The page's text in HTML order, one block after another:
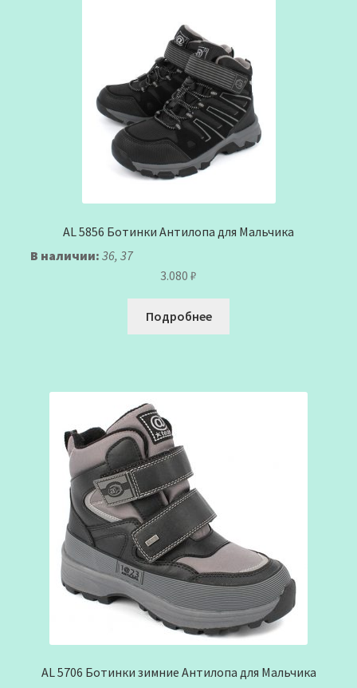
AL 5856 Ботинки Антилопа для Мальчика
В наличии: 36, 37
3.080 ₽
Подробнее
AL 5706 Ботинки зимние Антилопа для Мальчика